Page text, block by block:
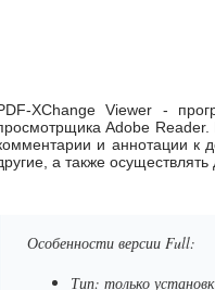
XChange Viewer
-
Adobe Reader.
и аннотации к
а также осуществлять
Особенности версии Full:
Тип: только